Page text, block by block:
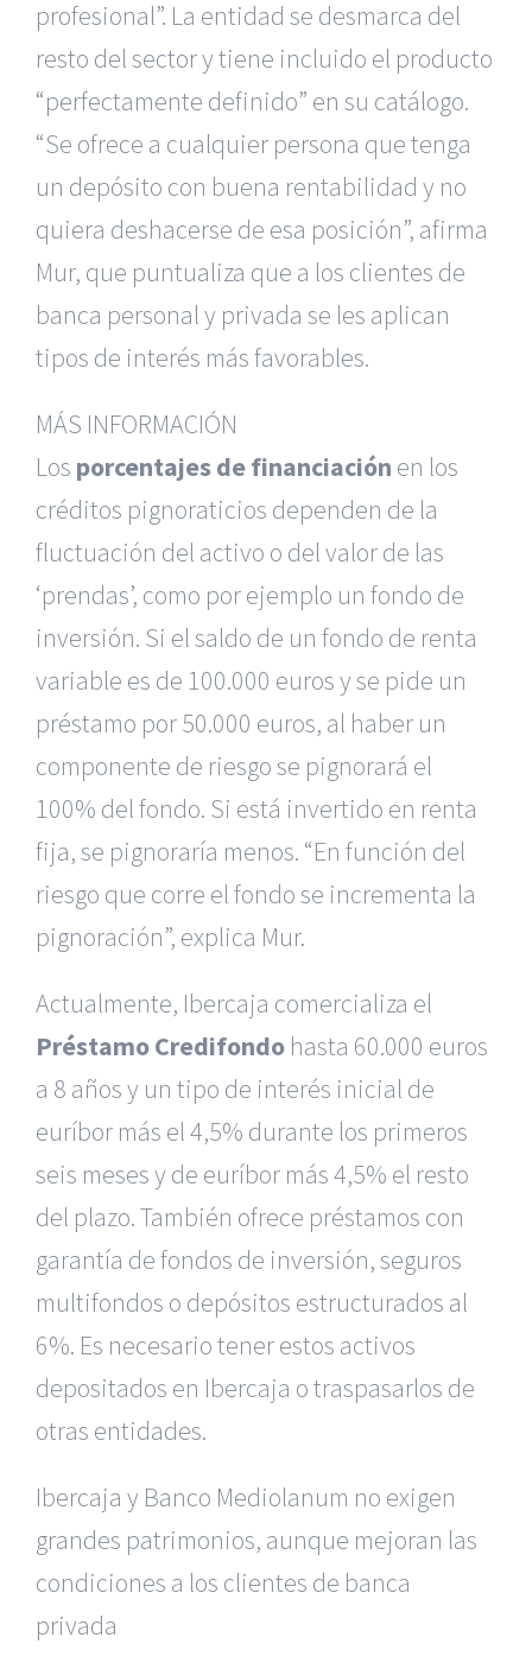
profesional”. La entidad se desmarca del
resto del sector y tiene incluido el producto
“perfectamente definido” en su catálogo.
“Se ofrece a cualquier persona que tenga
un depósito con buena rentabilidad y no
quiera deshacerse de esa posición”, afirma
Mur, que puntualiza que a los clientes de
banca personal y privada se les aplican
tipos de interés más favorables.
MÁS INFORMACIÓN
Los porcentajes de financiación en los
créditos pignoraticios dependen de la
fluctuación del activo o del valor de las
‘prendas’, como por ejemplo un fondo de
inversión. Si el saldo de un fondo de renta
variable es de 100.000 euros y se pide un
préstamo por 50.000 euros, al haber un
componente de riesgo se pignorará el
100% del fondo. Si está invertido en renta
fija, se pignoraría menos. “En función del
riesgo que corre el fondo se incrementa la
pignoración”, explica Mur.
Actualmente, Ibercaja comercializa el
Préstamo Credifondo hasta 60.000 euros
a 8 años y un tipo de interés inicial de
euríbor más el 4,5% durante los primeros
seis meses y de euríbor más 4,5% el resto
del plazo. También ofrece préstamos con
garantía de fondos de inversión, seguros
multifondos o depósitos estructurados al
6%. Es necesario tener estos activos
depositados en Ibercaja o traspasarlos de
otras entidades.
Ibercaja y Banco Mediolanum no exigen
grandes patrimonios, aunque mejoran las
condiciones a los clientes de banca
privada